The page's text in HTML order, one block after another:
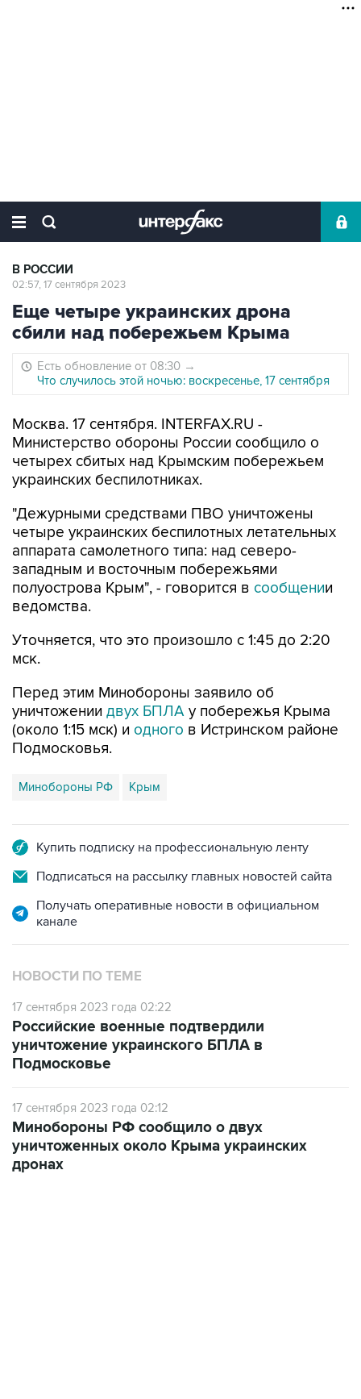
В РОССИИ
02:57, 17 сентября 2023
Еще четыре украинских дрона
сбили над побережьем Крыма
Есть обновление от 08:30 →
Что случилось этой ночью: воскресенье, 17 сентября
Москва. 17 сентября. INTERFAX.RU -
Министерство обороны России сообщило о
четырех сбитых над Крымским побережьем
украинских беспилотниках.
"Дежурными средствами ПВО уничтожены
четыре украинских беспилотных летательных
аппарата самолетного типа: над северо-
западным и восточным побережьями
полуострова Крым", - говорится в сообщении
ведомства.
Уточняется, что это произошло с 1:45 до 2:20
мск.
Перед этим Минобороны заявило об
уничтожении двух БПЛА у побережья Крыма
(около 1:15 мск) и одного в Истринском районе
Подмосковья.
Минобороны РФ Крым
Купить подписку на профессиональную ленту
Подписаться на рассылку главных новостей сайта
Получать оперативные новости в официальном
канале
НОВОСТИ ПО ТЕМЕ
17 сентября 2023 года 02:22
Российские военные подтвердили
уничтожение украинского БПЛА в
Подмосковье
17 сентября 2023 года 02:12
Минобороны РФ сообщило о двух
уничтоженных около Крыма украинских
дронах